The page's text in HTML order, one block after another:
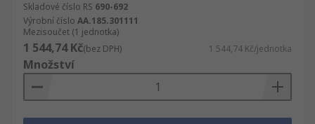
Skladové číslo RS 690-692
Výrobní číslo AA.185.301111
Mezisoučet (1 jednotka)
1 544,74 Kč(bez DPH) 1 544,74 Kč/jednotka
Množství